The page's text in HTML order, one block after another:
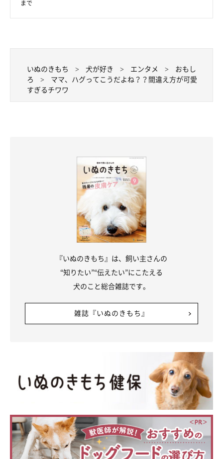
まで
いぬのきもち 犬が好き エンタメ
おもし
ろ
ママ、ハグってこうだよね？？間違え方が可愛
すぎるチワワ
『いぬのきもち』は、飼い主さんの
“知りたい”“伝えたい”にこたえる
犬のこと総合雑誌です。
雑誌『いぬのきもち』